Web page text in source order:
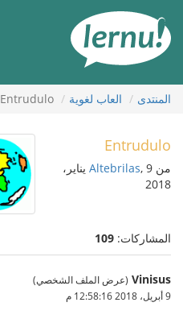
المحتويات
المنتدى العاب لغوية Entrudulo
Entrudulo
من Altebrilas , 9 يناير،
2018
المشاركات: 109
Vinisus (عرض الملف الشخصي)
9 أبريل، 2018 12:58:16 م